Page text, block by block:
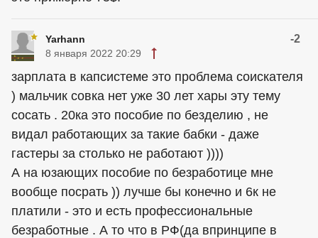
Yarhann -2
8 января 2022 20:29
зарплата в капсистеме это проблема соискателя
) мальчик совка нет уже 30 лет хары эту тему
сосать . 20ка это пособие по безделию , не
видал работающих за такие бабки - даже
гастеры за столько не работают ))))
А на юзающих пособие по безработице мне
вообще посрать )) лучше бы конечно и 6к не
платили - это и есть профессиональные
безработные . А то что в РФ(да впринципе в